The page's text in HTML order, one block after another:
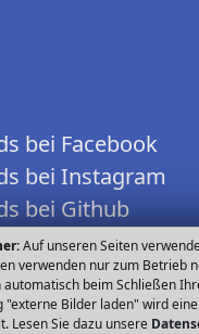
Auf unseren Seiten
verwenden nur zum Betrieb
automatisch beim Schließen
"externe Bilder laden" wird
Lesen Sie dazu unsere
bei Facebook
bei Instagram
bei Github